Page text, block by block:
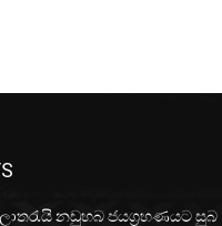
නඩුහබ ජයග්‍රහණයට සුබ